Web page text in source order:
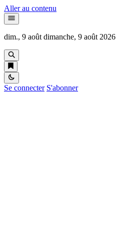
Aller au contenu
dim., 9 août dimanche, 9 août 2026
Se connecter S'abonner